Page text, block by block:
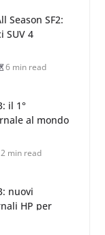
il 1°
al mondo
2 min read
nuovi
HP per
difficili
read
pneumatici